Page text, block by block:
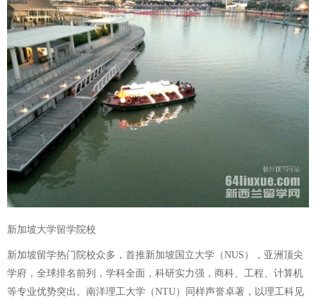
新加坡大学留学院校
新加坡留学热门院校众多，首推新加坡国立大学（NUS），亚洲顶尖
学府，全球排名前列，学科全面，科研实力强，商科、工程、计算机
等专业优势突出。南洋理工大学（NTU）同样声誉卓著，以理工科见